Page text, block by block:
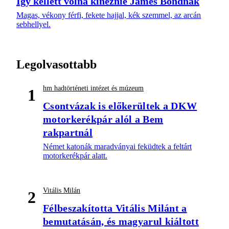
Magas, vékony férfi, fekete hajjal, kék szemmel, az arcán
sebhellyel.
Legolvasottabb
1 hm hadtörténeti intézet és múzeum
Csontvázak is előkerültek a DKW
motorkerékpár alól a Bem
rakpartnál
Német katonák maradványai feküdtek a feltárt
motorkerékpár alatt.
2 Vitális Milán
Félbeszakította Vitális Milánt a
bemutatásán, és magyarul kiáltott